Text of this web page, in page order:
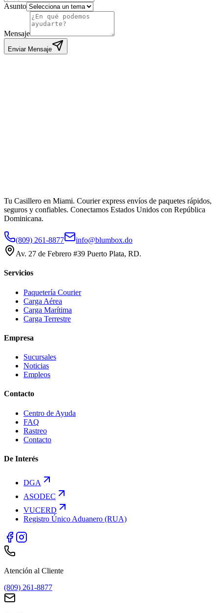
Asunto
Mensaje
Enviar Mensaje
Tu Casillero en Miami. Courier express envíos de paquetes rápidos,
seguros y confiables. Conectamos Estados Unidos con República
Dominicana.
(809) 261-8877
info@blumbox.do
Av. 27 de Febrero #39 Puerto Plata, RD.
Servicios
Paquetería Courier
Carga Aérea
Carga Marítima
Carga Terrestre
Empresa
Sucursales
Noticias
Empleos
Contacto
Centro de Ayuda
FAQ
Rastreo
Contacto
De Interés
DGA
ASODEC
VUCERD
Registro Único Aduanero (RUA)
Atención al Cliente
(809) 261-8877